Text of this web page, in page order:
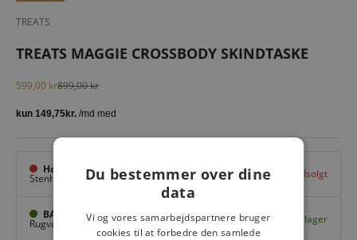
TREATS
TREATS MAGGIE CROSSBODY SKINDTASKE
Salgspris
599,00 krNormalpris
899,00 kr
Hovedlager
Stenhuggervej 10, Odense M Udsolgt
BAGGI Tarup Center
Rugvang 36, Odense NV På lager
Du bestemmer over dine
data
Vi og vores samarbejdspartnere bruger
cookies til at forbedre den samlede